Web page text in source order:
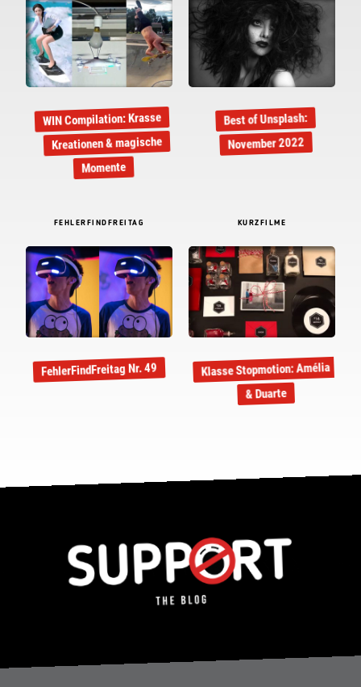
WIN Compilation: Krasse
Kreationen & magische
Momente
Best of Unsplash:
November 2022
FEHLERFINDFREITAG
FehlerFindFreitag Nr. 49
KURZFILME
Klasse Stopmotion: Amélia
& Duarte